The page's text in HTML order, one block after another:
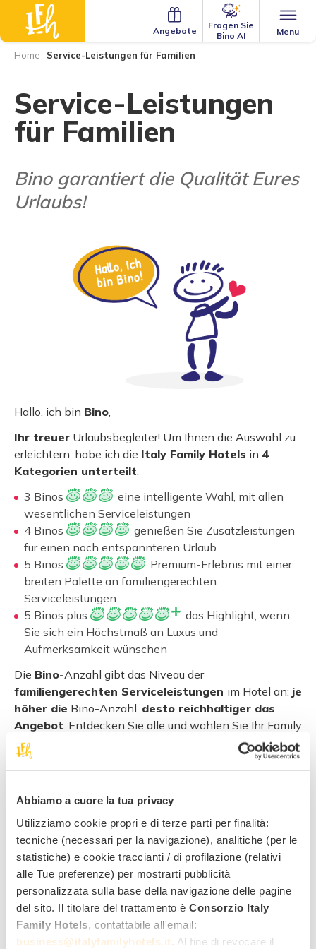
Abbiamo a cuore la tua privacy
Utilizziamo cookie propri e di terze parti per finalità:
tecniche (necessari per la navigazione), analitiche (per le
statistiche) e cookie traccianti / di profilazione (relativi
alle Tue preferenze) per mostrarti pubblicità
personalizzata sulla base della navigazione delle pagine
del sito. Il titolare del trattamento è Consorzio Italy
Family Hotels , contattabile all'email:
business@italyfamilyhotels.it . Al fine di revocare il
Menu
Fragen Sie
Bino AI
Angebote
Home · Service-Leistungen für Familien
Service-Leistungen
für Familien
Bino garantiert die Qualität Eures
Urlaubs!
Hallo, ich bin Bino,
Ihr treuer Urlaubsbegleiter! Um Ihnen die Auswahl zu
erleichtern, habe ich die Italy Family Hotels in 4
Kategorien unterteilt:
3 Binos
eine intelligente Wahl, mit allen
wesentlichen Serviceleistungen
4 Binos
genießen Sie Zusatzleistungen
für einen noch entspannteren Urlaub
5 Binos
Premium-Erlebnis mit einer
breiten Palette an familiengerechten
Serviceleistungen
5 Binos plus
das Highlight, wenn
Sie sich ein Höchstmaß an Luxus und
Aufmerksamkeit wünschen
Die Bino-Anzahl gibt das Niveau der
familiengerechten Serviceleistungen im Hotel an: je
höher die Bino-Anzahl, desto reichhaltiger das
Angebot. Entdecken Sie alle und wählen Sie Ihr Family
Hotel!
Kinderausrüstung im Zimmer